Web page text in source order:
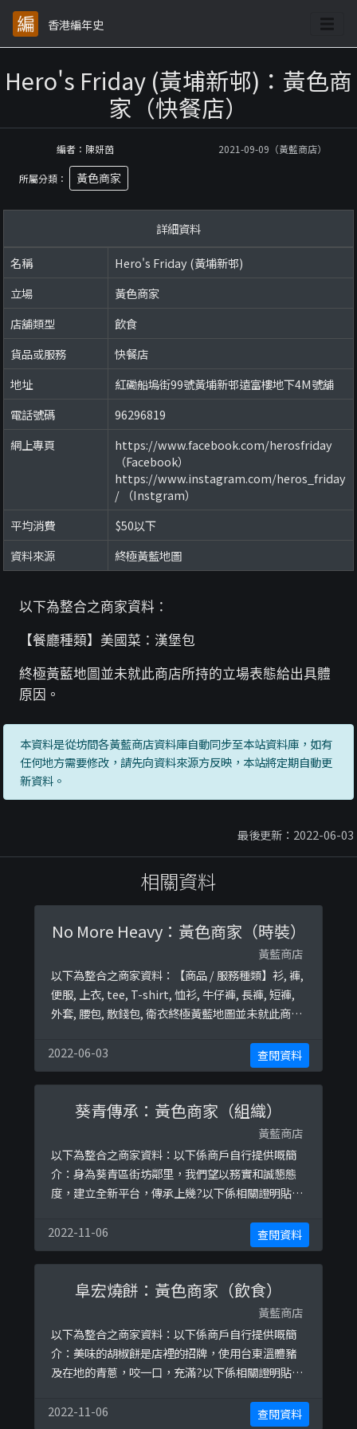
香港編年史
Hero's Friday (黃埔新邨)：黃色商
家（快餐店）
編者：陳妍茵 2021-09-09（黃藍商店）
所屬分類： 黃色商家
詳細資料
名稱
Hero's Friday (黃埔新邨)
立場
黃色商家
店舖類型
飲食
貨品或服務
快餐店
地址
紅磡船塢街99號黃埔新邨遠富樓地下4M號舖
電話號碼
96296819
網上專頁
https://www.facebook.com/herosfriday
（Facebook）
https://www.instagram.com/heros_friday
/ （Instgram）
平均消費
$50以下
資料來源
終極黃藍地圖
以下為整合之商家資料：
【餐廳種類】美國菜：漢堡包
終極黃藍地圖並未就此商店所持的立場表態給出具體
原因。
本資料是從坊間各黃藍商店資料庫自動同步至本站資料庫，如有
任何地方需要修改，請先向資料來源方反映，本站將定期自動更
新資料。
最後更新：2022-06-03
相關資料
No More Heavy：黃色商家（時裝）
黃藍商店
以下為整合之商家資料：【商品 / 服務種類】衫, 褲,
便服, 上衣, tee, T-shirt, 恤衫, 牛仔褲, 長褲, 短褲,
外套, 腰包, 散錢包, 衛衣終極黃藍地圖並未就此商店
2022-06-03
查閱資料
葵青傳承：黃色商家（組織）
黃藍商店
以下為整合之商家資料：以下係商戶自行提供嘅簡
介：身為葵青區街坊鄰里，我們望以務實和誠懇態
度，建立全新平台，傳承上幾?以下係相關證明貼
https://www.facebook.com/StandForKwaiTsi
ng/posts/1445489245604649https://www.face
book.com/StandForKwaiTsing/posts/1509029
289250644
2022-11-06 查閱資料
阜宏燒餅：黃色商家（飲食）
黃藍商店
以下為整合之商家資料：以下係商戶自行提供嘅簡
介：美味的胡椒餅是店裡的招牌，使用台東溫體豬
及在地的青蔥，咬一口，充滿?以下係相關證明貼
https://www.facebook.com/FuHong.pepper.pi
2022-11-06 查閱資料